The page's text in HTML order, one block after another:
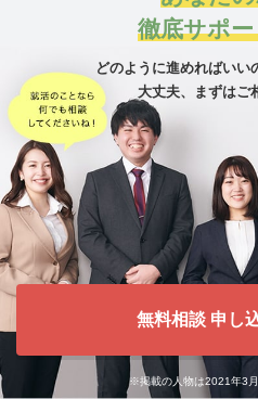
徹底サポ
どのように進めればいい
大丈夫、
まずはご
無料相談 申し
※掲載の人物は2021年3